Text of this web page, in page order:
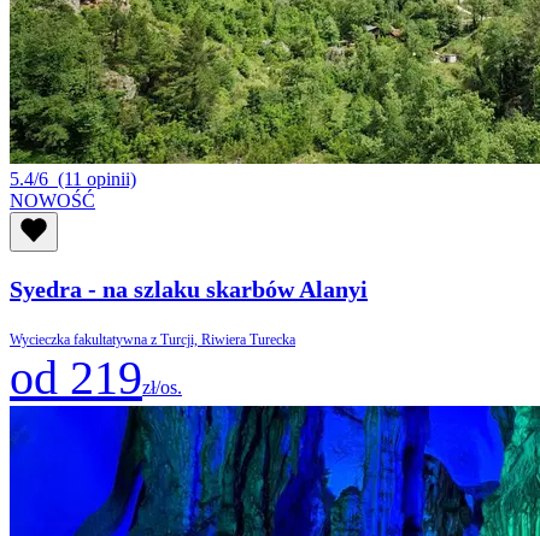
5.4/6 (11 opinii)
NOWOŚĆ
Syedra - na szlaku skarbów Alanyi
Wycieczka fakultatywna z Turcji, Riwiera Turecka
od 219zł/os.